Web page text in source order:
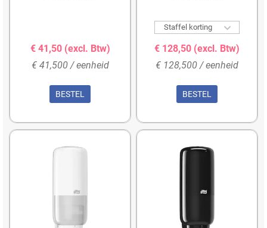
€ 41,50 (excl. Btw)
€ 41,500 / eenheid
BESTEL
Staffel korting 
€ 128,50 (excl. Btw)
€ 128,500 / eenheid
BESTEL